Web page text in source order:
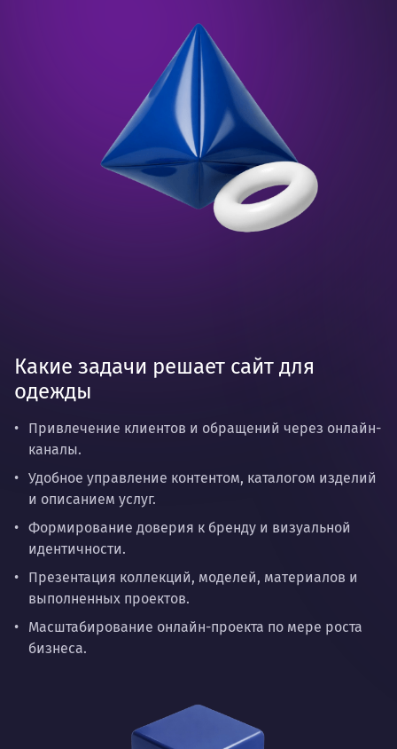
Какие задачи решает сайт для
одежды
Привлечение клиентов и обращений через онлайн-
каналы.
Удобное управление контентом, каталогом изделий
и описанием услуг.
Формирование доверия к бренду и визуальной
идентичности.
Презентация коллекций, моделей, материалов и
выполненных проектов.
Масштабирование онлайн-проекта по мере роста
бизнеса.